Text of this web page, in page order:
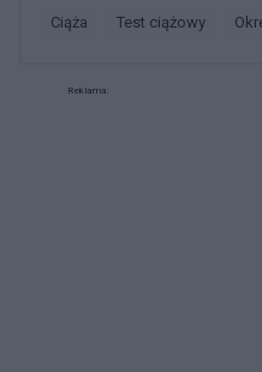
ciąża test ciążowy
Reklama: